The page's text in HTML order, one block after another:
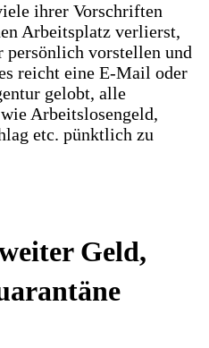
ihrer Vorschriften
Arbeitsplatz verlierst,
persönlich vorstellen und
reicht eine E-Mail oder
gelobt, alle
Arbeitslosengeld,
etc. pünktlich zu
Geld,